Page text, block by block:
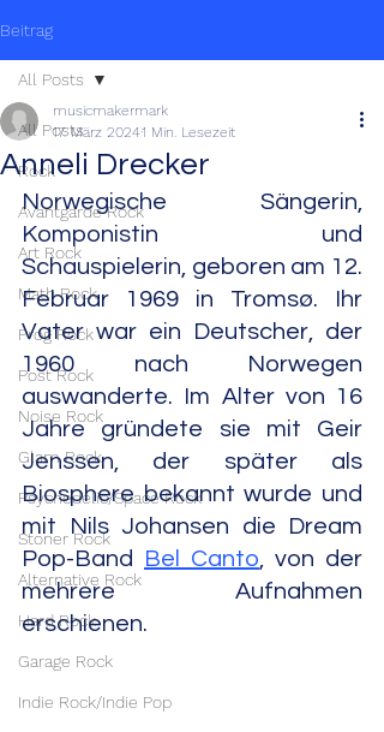
Beitrag
All Posts
Rock
Avantgarde Rock
Art Rock
Math Rock
Prog Rock
Post Rock
Noise Rock
Glam Rock
Psychedelic/Space Rock
Stoner Rock
Alternative Rock
Hard Rock
Garage Rock
Indie Rock/Indie Pop
All Posts
Anneli Drecker
musicmakermark
17. März 20241 Min. Lesezeit
Norwegische Sängerin,
Komponistin und
Schauspielerin, geboren am 12.
Februar 1969 in Tromsø. Ihr
Vater war ein Deutscher, der
1960 nach Norwegen
auswanderte. Im Alter von 16
Jahre gründete sie mit Geir
Jenssen, der später als
Biosphere bekannt wurde und
mit Nils Johansen die Dream
Pop-Band
Bel Canto, von der
mehrere Aufnahmen
erschienen.